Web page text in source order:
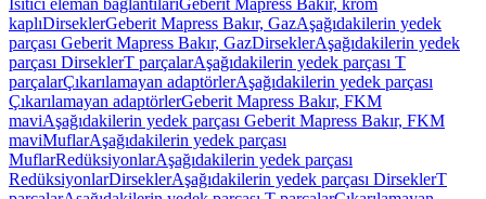
Isıtıcı eleman bağlantılarıGeberit Mapress Bakır, krom
kaplıDirseklerGeberit Mapress Bakır, GazAşağıdakilerin yedek
parçası Geberit Mapress Bakır, GazDirseklerAşağıdakilerin yedek
parçası DirseklerT parçalarAşağıdakilerin yedek parçası T
parçalarÇıkarılamayan adaptörlerAşağıdakilerin yedek parçası
Çıkarılamayan adaptörlerGeberit Mapress Bakır, FKM
maviAşağıdakilerin yedek parçası Geberit Mapress Bakır, FKM
maviMuflarAşağıdakilerin yedek parçası
MuflarRedüksiyonlarAşağıdakilerin yedek parçası
RedüksiyonlarDirseklerAşağıdakilerin yedek parçası DirseklerT